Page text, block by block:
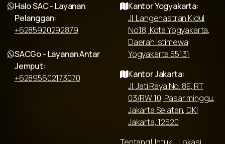
Halo SAC - Layanan
Pelanggan:
+6285920292879
SACGo - Layanan Antar
Jemput:
+62895602173070
Kantor Yogyakarta:
Jl. Langenastran Kidul
No.18, Kota Yogyakarta,
Daerah Istimewa
Yogyakarta 55131
Kantor Jakarta:
Jl. Jati Raya No. 8E, RT
03/RW 10, Pasar minggu,
Jakarta Selatan, DKI
Jakarta, 12520